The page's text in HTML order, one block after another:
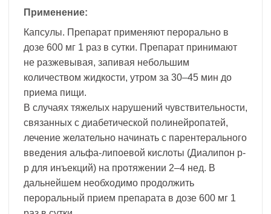
Применение:
Капсулы. Препарат применяют перорально в
дозе 600 мг 1 раз в сутки. Препарат принимают
не разжевывая, запивая небольшим
количеством жидкости, утром за 30–45 мин до
приема пищи.
В случаях тяжелых нарушений чувствительности,
связанных с диабетической полинейропатей,
лечение желательно начинать с парентерального
введения альфа-липоевой кислоты (Диалипон р-
р для инъекций) на протяжении 2–4 нед. В
дальнейшем необходимо продолжить
пероральный прием препарата в дозе 600 мг 1